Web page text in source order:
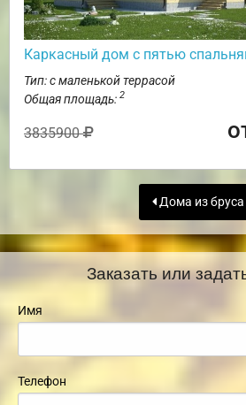
Каркасный дом с пятью
Тип: с маленькой террасой
Общая площадь: 2
3835900
Дома из бруса
Заказать или
Имя
Телефон